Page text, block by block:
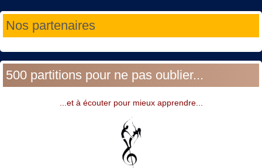
Nos partenaires
500 partitions pour ne pas oublier...
...et à écouter pour mieux apprendre...
Année
précédente
Mois
précédent
Année
suivante
Mois
suivant